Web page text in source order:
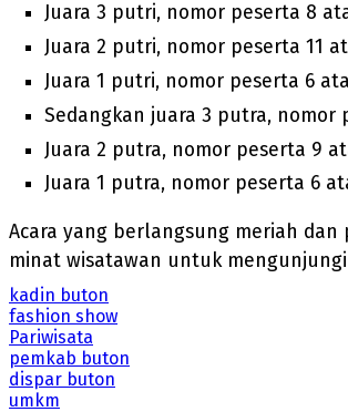
Juara 3 putri, nomor peserta 8
Juara 2 putri, nomor peserta 11
Juara 1 putri, nomor peserta 6
Sedangkan juara 3 putra, nomor
Juara 2 putra, nomor peserta 9
Juara 1 putra, nomor peserta 6
Acara yang berlangsung meriah
minat wisatawan untuk
kadin buton
fashion show
Pariwisata
pemkab buton
dispar buton
umkm